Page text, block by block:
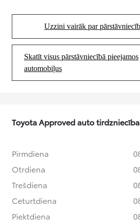
Uzzini vairāk par
(Opens in new
Skatīt visus pārstāvniecībā pieejamos
automobiļus
Toyota Approved auto tirdzniecība
Pirmdiena
Otrdiena
Trešdiena
Ceturtdiena
Piektdiena